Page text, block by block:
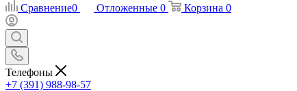
Сравнение0 Отложенные 0 Корзина 0
Телефоны
+7 (391) 988-98-57